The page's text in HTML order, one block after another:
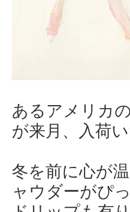
あるアメリカ
が来月、入荷い
冬を前に心が
ャウダーがぴ